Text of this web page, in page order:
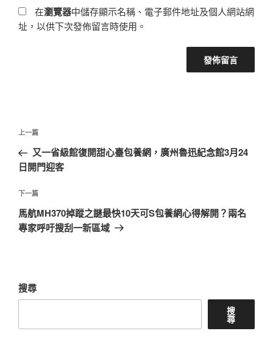
在瀏覽器中儲存顯示名稱、電子郵件地址及個人網站網
址，以供下次發佈留言時使用。
文
導
覽
上
一
篇
章
上一篇
又一省級館復開甜心臺包養網，廣州魯迅紀念館3月24
日開門迎客
下
一
篇
下一篇
馬航MH370掉蹤之謎最快10天可S包養網心得解開？兩名
專家呼吁搜刮一新區域
搜尋
搜
尋